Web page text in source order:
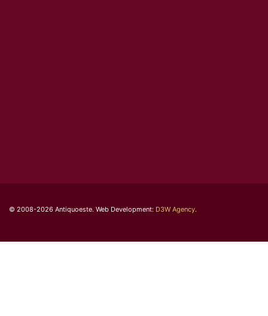
© 2008-2026 Antiquoeste. Web Development: D3W Agency.